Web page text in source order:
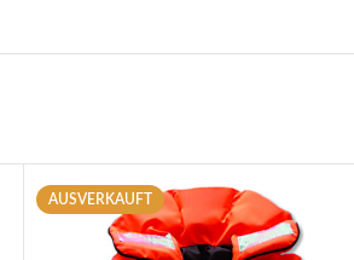
AUSVERKAUFT